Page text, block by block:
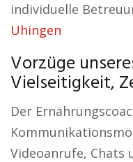
individuelle
Uhingen
Vorzüge
Vielseitigkeit,
Der
Videoanrufe, Chats